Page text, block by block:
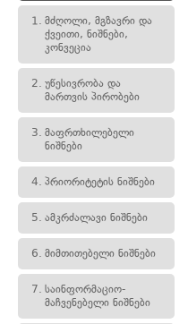
1. მძღოლი, მგზავრი და
ქვეითი, ნიშნები,
კონვეცია
2. უწესივრობა და
მართვის პირობები
3. მაფრთხილებელი
ნიშნები
4. პრიორიტეტის ნიშნები
5. ამკრძალავი ნიშნები
6. მიმთითებელი ნიშნები
7. საინფორმაციო-
მაჩვენებელი ნიშნები